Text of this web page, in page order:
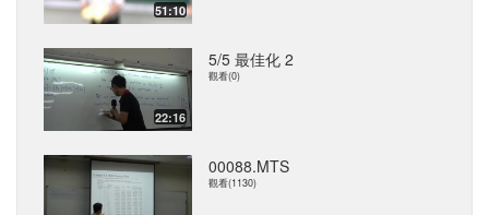
51:10
22:16
5/5 最佳化 2
觀看(0)
00088.MTS
觀看(1130)